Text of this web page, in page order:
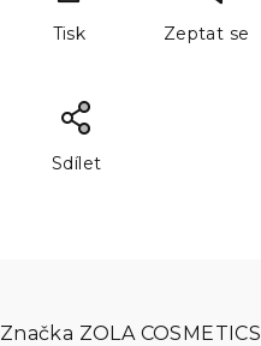
Tisk Zeptat se
Sdílet
Značka ZOLA COSMETICS